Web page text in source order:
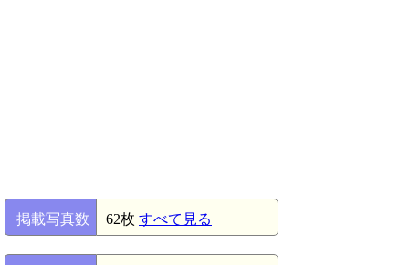
掲載写真数 62枚 すべて見る